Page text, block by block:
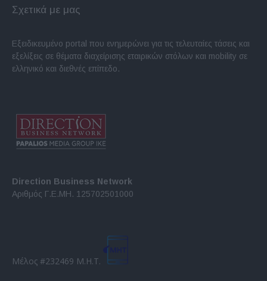
Σχετικά με μας
Εξειδικευμένο portal που ενημερώνει για τις τελευταίες τάσεις και
εξελίξεις σε θέματα διαχείρισης εταιρικών στόλων και mobility σε
ελληνικό και διεθνές επίπεδο.
Direction Business Network
Αριθμός Γ.Ε.ΜΗ. 125702501000
Μέλος #232469 Μ.Η.Τ.